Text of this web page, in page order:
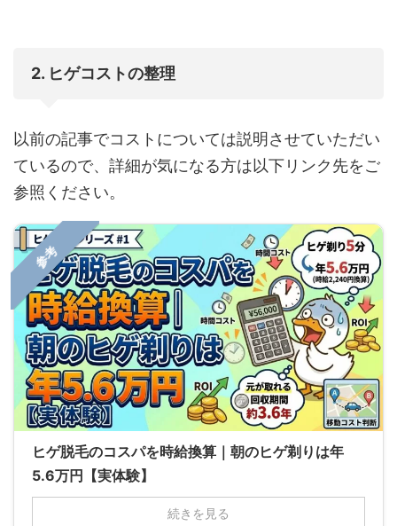
2. ヒゲコストの整理
以前の記事でコストについては説明させていただい
ているので、詳細が気になる方は以下リンク先をご
参照ください。
参考
ヒゲ脱毛のコスパを時給換算｜朝のヒゲ剃りは年
5.6万円【実体験】
続きを見る